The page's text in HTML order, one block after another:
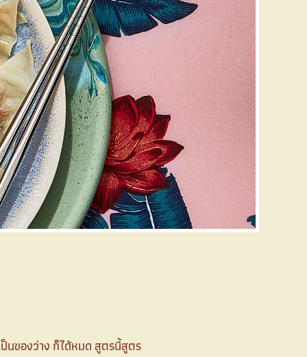
นของว่าง ก็ได้หมด สูตรนี้สูตร